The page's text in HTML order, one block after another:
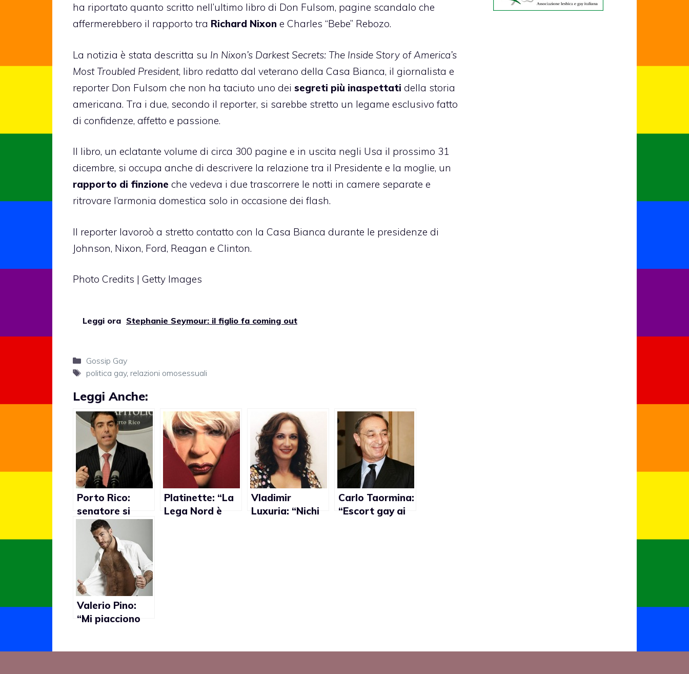
ha riportato quanto scritto nell’ultimo libro di Don Fulsom, pagine scandalo che
affermerebbero il rapporto tra Richard Nixon e Charles “Bebe” Rebozo.
La notizia è stata descritta su In Nixon’s Darkest Secrets: The Inside Story of America’s
Most Troubled President, libro redatto dal veterano della Casa Bianca, il giornalista e
reporter Don Fulsom che non ha taciuto uno dei segreti più inaspettati della storia
americana. Tra i due, secondo il reporter, si sarebbe stretto un legame esclusivo fatto
di confidenze, affetto e passione.
Il libro, un eclatante volume di circa 300 pagine e in uscita negli Usa il prossimo 31
dicembre, si occupa anche di descrivere la relazione tra il Presidente e la moglie, un
rapporto di finzione che vedeva i due trascorrere le notti in camere separate e
ritrovare l’armonia domestica solo in occasione dei flash.
Il reporter lavoroò a stretto contatto con la Casa Bianca durante le presidenze di
Johnson, Nixon, Ford, Reagan e Clinton.
Photo Credits | Getty Images
Leggi ora Stephanie Seymour: il figlio fa coming out
Categorie
Gossip Gay
Tag
politica gay, relazioni omosessuali
Leggi Anche:
Porto Rico:
senatore si
dimette dopo
foto nude su
sito gay
Platinette: “La
Lega Nord è
Vladimir
Luxuria: “Nichi
Carlo Taormina:
“Escort gay ai
Valerio Pino:
“Mi piacciono